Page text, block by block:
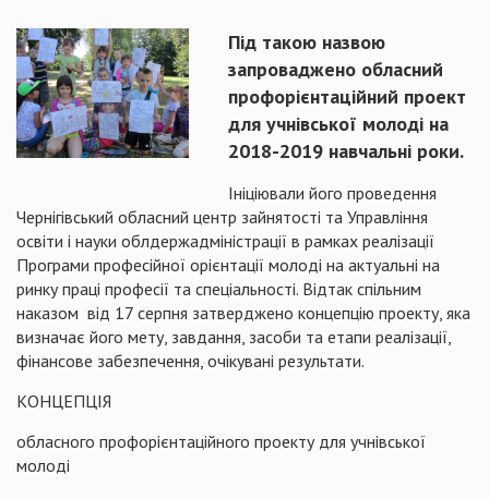
Під такою назвою
запроваджено обласний
профорієнтаційний проект
для учнівської молоді на
2018-2019 навчальні роки.
Ініціювали його проведення
Чернігівський обласний центр зайнятості та Управління
освіти і науки облдержадміністрації в рамках реалізації
Програми професійної орієнтації молоді на актуальні на
ринку праці професії та спеціальності. Відтак спільним
наказом від 17 серпня затверджено концепцію проекту, яка
визначає його мету, завдання, засоби та етапи реалізації,
фінансове забезпечення, очікувані результати.
КОНЦЕПЦІЯ
обласного профорієнтаційного проекту для учнівської
молоді